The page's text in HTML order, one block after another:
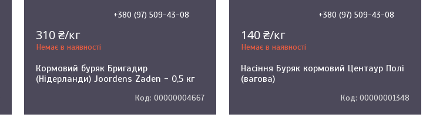
+380 (97) 509-43-08
310 ₴/кг
Немає в наявності
Кормовий буряк Бригадир
(Нідерланди) Joordens Zaden - 0,5 кг
00000004667
+380 (97) 509-43-08
140 ₴/кг
Немає в наявності
Насіння Буряк кормовий Центаур Полі
(вагова)
00000001348